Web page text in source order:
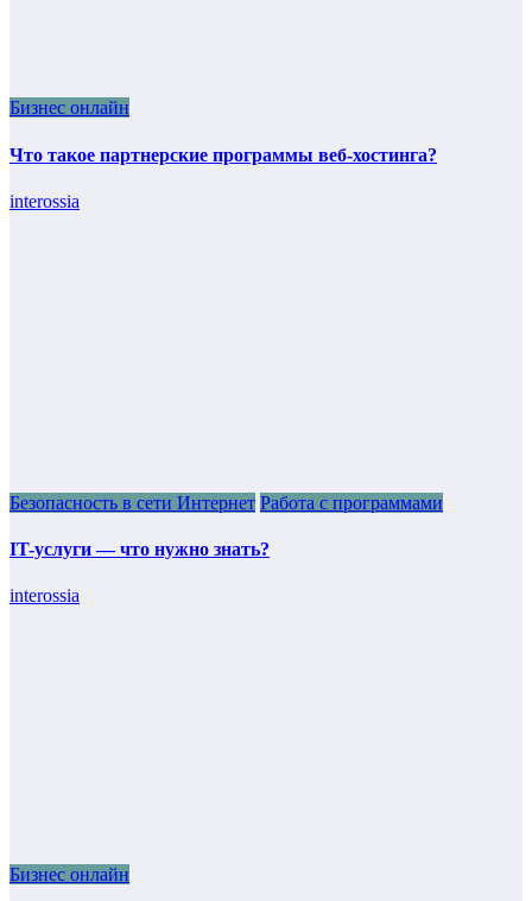
Бизнес онлайн
Что такое партнерские программы веб-хостинга?
interossia
Безопасность в сети Интернет Работа с программами
IT-услуги — что нужно знать?
interossia
Бизнес онлайн